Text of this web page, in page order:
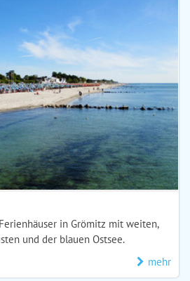
in Grömitz mit weiten,
und der blauen Ostsee.
mehr